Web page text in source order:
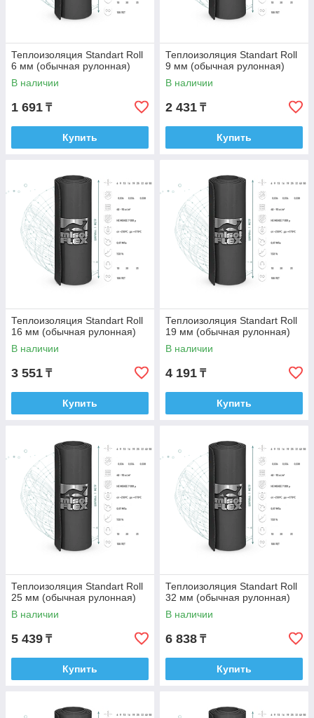
Теплоизоляция Standart Roll
6 мм (обычная рулонная)
В наличии
1 691 ₸
Купить
Теплоизоляция Standart Roll
9 мм (обычная рулонная)
В наличии
2 431 ₸
Купить
Теплоизоляция Standart Roll
16 мм (обычная рулонная)
В наличии
3 551 ₸
Купить
Теплоизоляция Standart Roll
19 мм (обычная рулонная)
В наличии
4 191 ₸
Купить
Теплоизоляция Standart Roll
25 мм (обычная рулонная)
В наличии
5 439 ₸
Купить
Теплоизоляция Standart Roll
32 мм (обычная рулонная)
В наличии
6 838 ₸
Купить